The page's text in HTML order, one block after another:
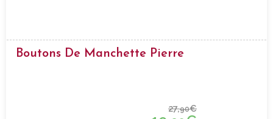
Boutons De Manchette Pierre
27,90€